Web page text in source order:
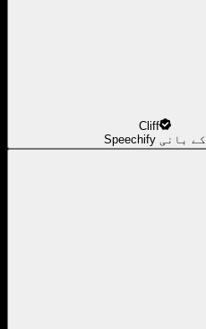
Cliff
Speechify کے بانی